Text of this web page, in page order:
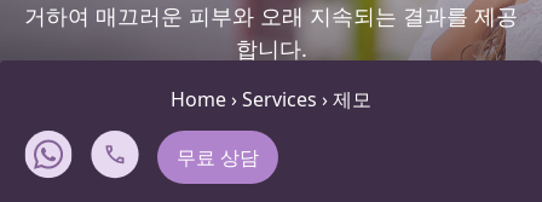
거하여 매끄러운 피부와 오래 지속되는 결과를 제공
합니다.
Home›Services ›제모
무료 상담